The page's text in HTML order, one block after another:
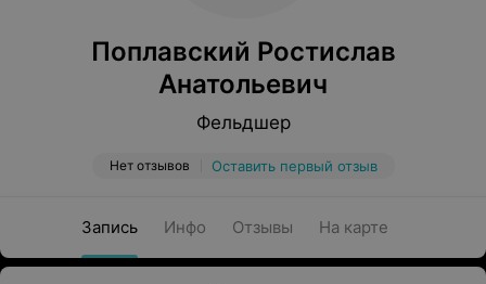
Поплавский Ростислав
Анатольевич
Фельдшер
Нет отзывов Оставить первый отзыв
Запись Инфо Отзывы На карте